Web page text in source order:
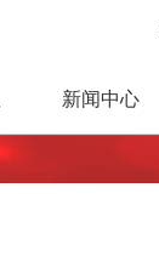
新闻中心